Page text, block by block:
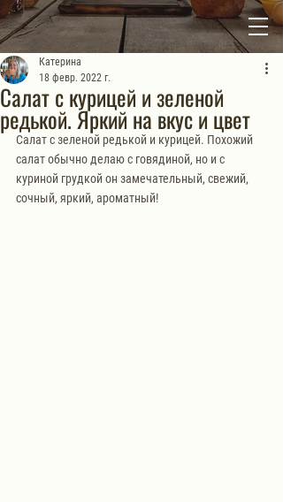
Салат с курицей и зеленой
редькой. Яркий на вкус и цвет
Катерина
18 февр. 2022 г.
Салат с зеленой редькой и курицей. Похожий
салат обычно делаю с говядиной, но и с
куриной грудкой он замечательный, свежий,
сочный, яркий, ароматный!